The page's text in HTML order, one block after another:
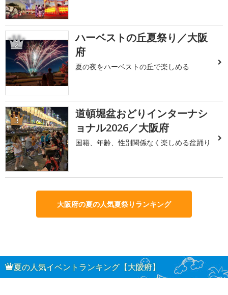
2
ハーベストの丘夏祭り／大阪
府
夏の夜をハーベストの丘で楽しめる
3
道頓堀盆おどりインターナシ
ョナル2026／大阪府
国籍、年齢、性別関係なく楽しめる盆踊り
大阪府の夏の人気夏祭りランキング
夏の人気イベントランキング【大阪府】